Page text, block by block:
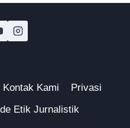
Kontak Kami
Privasi
Etik Jurnalistik